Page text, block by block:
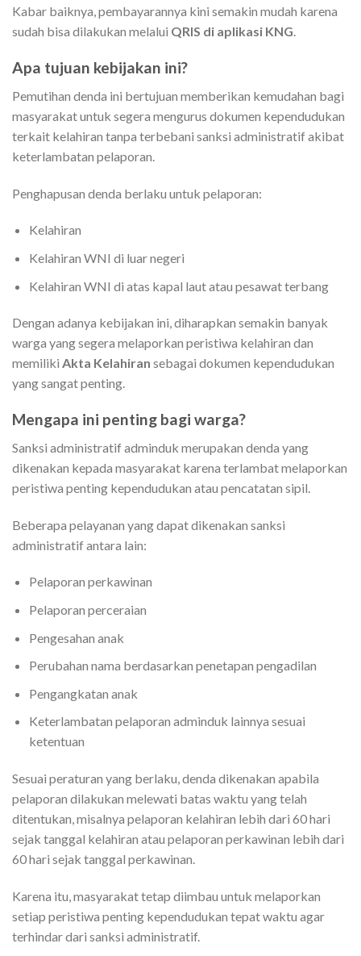
Kabar baiknya, pembayarannya kini semakin mudah karena
sudah bisa dilakukan melalui QRIS di aplikasi KNG.
Apa tujuan kebijakan ini?
Pemutihan denda ini bertujuan memberikan kemudahan bagi
masyarakat untuk segera mengurus dokumen kependudukan
terkait kelahiran tanpa terbebani sanksi administratif akibat
keterlambatan pelaporan.
Penghapusan denda berlaku untuk pelaporan:
Kelahiran
Kelahiran WNI di luar negeri
Kelahiran WNI di atas kapal laut atau pesawat terbang
Dengan adanya kebijakan ini, diharapkan semakin banyak
warga yang segera melaporkan peristiwa kelahiran dan
memiliki Akta Kelahiran sebagai dokumen kependudukan
yang sangat penting.
Mengapa ini penting bagi warga?
Sanksi administratif adminduk merupakan denda yang
dikenakan kepada masyarakat karena terlambat melaporkan
peristiwa penting kependudukan atau pencatatan sipil.
Beberapa pelayanan yang dapat dikenakan sanksi
administratif antara lain:
Pelaporan perkawinan
Pelaporan perceraian
Pengesahan anak
Perubahan nama berdasarkan penetapan pengadilan
Pengangkatan anak
Keterlambatan pelaporan adminduk lainnya sesuai
ketentuan
Sesuai peraturan yang berlaku, denda dikenakan apabila
pelaporan dilakukan melewati batas waktu yang telah
ditentukan, misalnya pelaporan kelahiran lebih dari 60 hari
sejak tanggal kelahiran atau pelaporan perkawinan lebih dari
60 hari sejak tanggal perkawinan.
Karena itu, masyarakat tetap diimbau untuk melaporkan
setiap peristiwa penting kependudukan tepat waktu agar
terhindar dari sanksi administratif.